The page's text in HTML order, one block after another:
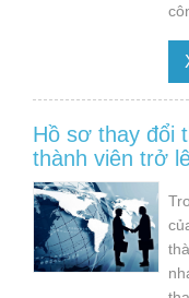
Hồ sơ thay đổi
thành viên trở